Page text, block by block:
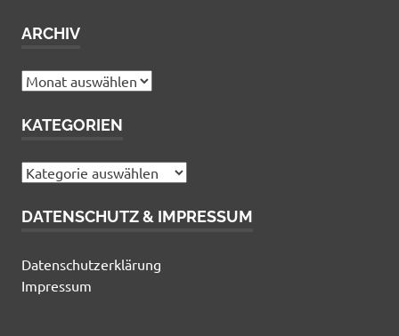
ARCHIV
Archiv
KATEGORIEN
Kategorien
DATENSCHUTZ & IMPRESSUM
Datenschutzerklärung
Impressum